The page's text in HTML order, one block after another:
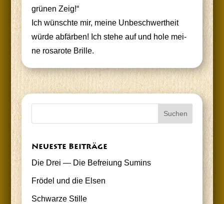
grü­nen Zeig!“
Ich wünsch­te mir, mei­ne Unbe­schwert­heit
wür­de abfär­ben! Ich ste­he auf und hole mei­
ne rosa­ro­te Brille.
Neu­es­te Beiträge
Die Drei — Die Befrei­ung Sumins
Frö­del und die Elsen
Schwar­ze Stille